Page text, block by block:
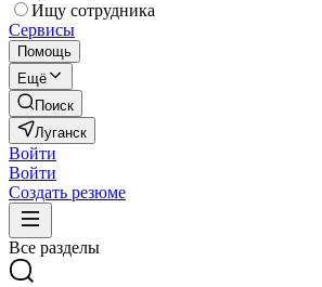
Ищу сотрудника
Сервисы
Помощь
Ещё
Поиск
Луганск
Войти
Войти
Создать резюме
Все разделы